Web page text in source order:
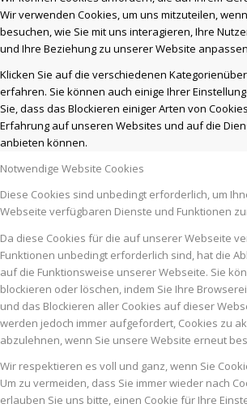
Wir verwenden Cookies, um uns mitzuteilen,
besuchen, wie Sie mit uns interagieren, Ihre
und Ihre Beziehung zu unserer Website
Klicken Sie auf die verschiedenen
erfahren. Sie können auch einige Ihrer
Sie, dass das Blockieren einiger Arten von
Erfahrung auf unseren Websites und auf die
anbieten können.
Notwendige Website Cookies
Diese Cookies sind unbedingt erforderlich, um
Webseite verfügbaren Dienste und Funktionen
Da diese Cookies für die auf unserer Webseite
Funktionen unbedingt erforderlich sind, hat die
auf die Funktionsweise unserer Webseite. Sie
blockieren oder löschen, indem Sie Ihre
und das Blockieren aller Cookies auf dieser
werden jedoch immer aufgefordert, Cookies zu
abzulehnen, wenn Sie unsere Website erneut
Wir respektieren es voll und ganz, wenn Sie
Um zu vermeiden, dass Sie immer wieder nach
erlauben Sie uns bitte, einen Cookie für Ihre